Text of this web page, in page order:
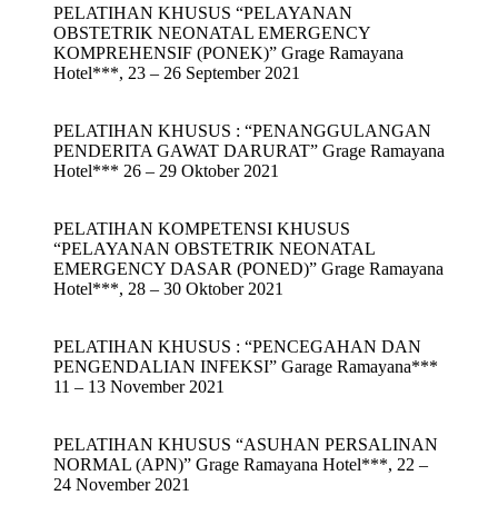
PELATIHAN KHUSUS “PELAYANAN
OBSTETRIK NEONATAL EMERGENCY
KOMPREHENSIF (PONEK)” Grage Ramayana
Hotel***, 23 – 26 September 2021
PELATIHAN KHUSUS : “PENANGGULANGAN
PENDERITA GAWAT DARURAT” Grage Ramayana
Hotel*** 26 – 29 Oktober 2021
PELATIHAN KOMPETENSI KHUSUS
“PELAYANAN OBSTETRIK NEONATAL
EMERGENCY DASAR (PONED)” Grage Ramayana
Hotel***, 28 – 30 Oktober 2021
PELATIHAN KHUSUS : “PENCEGAHAN DAN
PENGENDALIAN INFEKSI” Garage Ramayana***
11 – 13 November 2021
PELATIHAN KHUSUS “ASUHAN PERSALINAN
NORMAL (APN)” Grage Ramayana Hotel***, 22 –
24 November 2021